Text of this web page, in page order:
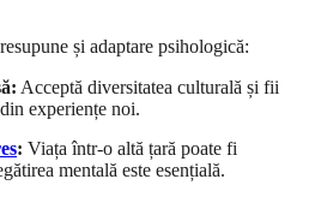
și adaptare psihologică:
Acceptă diversitatea culturală și fii
experiențe noi.
: Viața într-o altă țară poate fi
mentală este esențială.